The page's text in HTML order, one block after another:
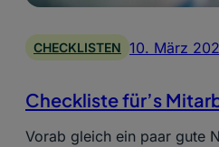
CHECKLISTEN 10. März
Checkliste für’s
Vorab gleich ein paar gute